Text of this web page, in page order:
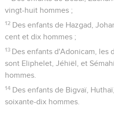
vingt-huit hommes ;
12 Des enfants de Hazgad,
cent et dix hommes ;
13 Des enfants d'Adonicam, les
sont Eliphelet, Jéhiël, et
hommes.
14 Des enfants de Bigvaï,
soixante-dix hommes.